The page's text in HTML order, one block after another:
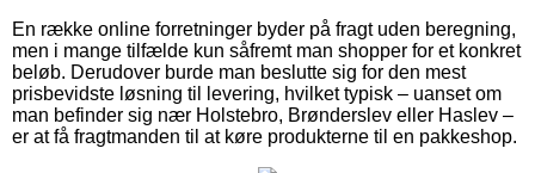
En række online forretninger byder på fragt uden beregning,
men i mange tilfælde kun såfremt man shopper for et konkret
beløb. Derudover burde man beslutte sig for den mest
prisbevidste løsning til levering, hvilket typisk – uanset om
man befinder sig nær Holstebro, Brønderslev eller Haslev –
er at få fragtmanden til at køre produkterne til en pakkeshop.